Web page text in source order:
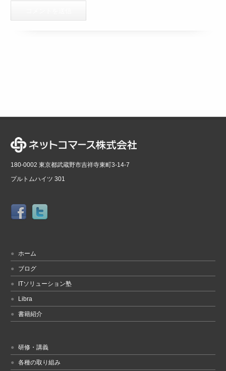
180-0002 東京都武蔵野市吉祥寺東町3-14-7
プルトムハイツ 301
ホーム
ブログ
ITソリューション塾
Libra
書籍紹介
研修・講義
各種の取り組み